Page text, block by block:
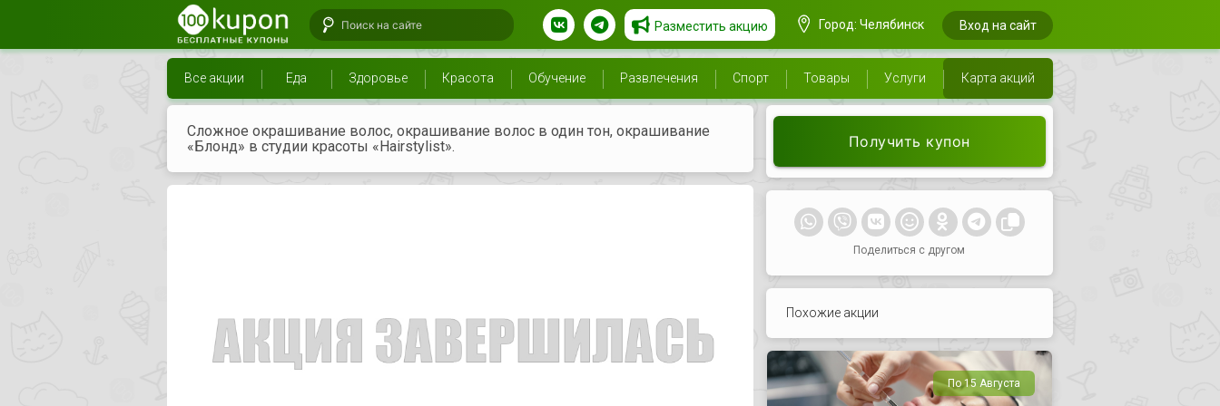
Разместить акцию Город: Челябинск Вход на сайт
Все акции Еда Здоровье Красота Обучение Развлечения Спорт Товары Услуги Карта акций
Сложное окрашивание волос, окрашивание волос в один тон, окрашивание
«Блонд» в студии красоты «Hairstylist».
Получить купон
Поделиться с другом
Похожие акции
По 15 Августа